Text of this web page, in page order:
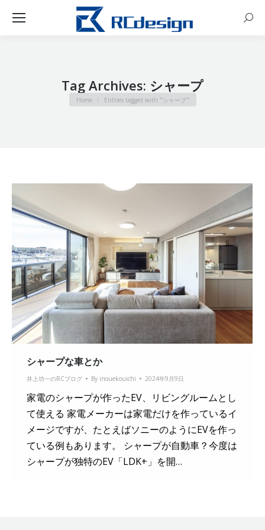
Tag Archives: シャープ
You are here:
Home Entries tagged with "シャープ"
シャープな車とか
井上功一のRCブログ By inouekouichi 2024年9月9日
家電のシャープが作ったEV、リビングルームとし
て使える 家電メーカーは家電だけを作っているイ
メージですが、たとえばソニーのようにEVを作っ
ている例もあります。 シャープが自動車？今度は
シャープが独特のEV「LDK+」を開…